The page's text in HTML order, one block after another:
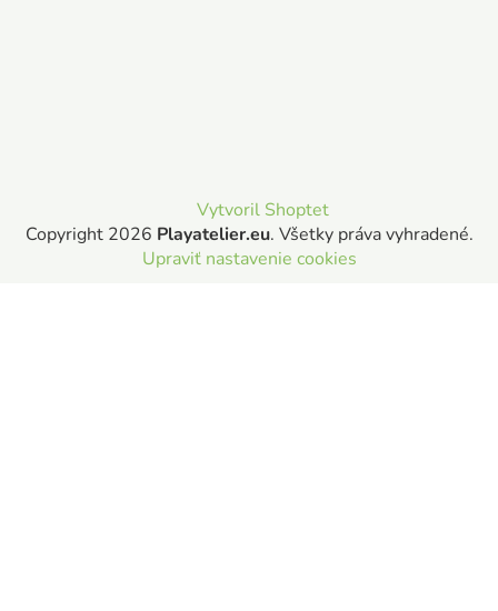
Vytvoril Shoptet
Copyright 2026 Playatelier.eu. Všetky práva vyhradené.
Upraviť nastavenie cookies